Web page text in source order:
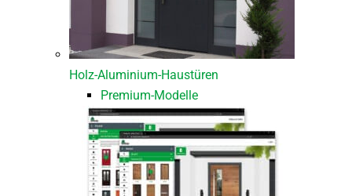
Holz-Aluminium-Haustüren
Premium-Modelle